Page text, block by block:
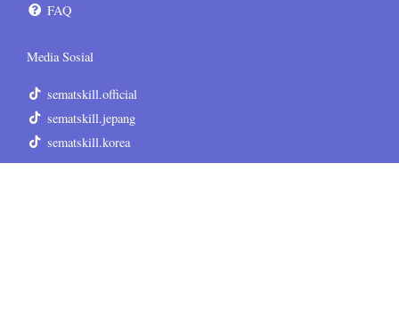
FAQ
Media Sosial
sematskill.official
sematskill.jepang
sematskill.korea